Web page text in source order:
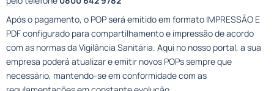
Após o pagamento, o POP será emitido em formato IMPRESSÃO E
PDF configurado para compartilhamento e impressão de acordo
com as normas da Vigilância Sanitária. Aqui no nosso portal, a sua
empresa poderá atualizar e emitir novos POPs sempre que
necessário, mantendo-se em conformidade com as